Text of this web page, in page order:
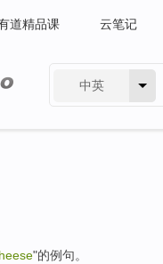
道精品课 云笔记
中英
"的例句。